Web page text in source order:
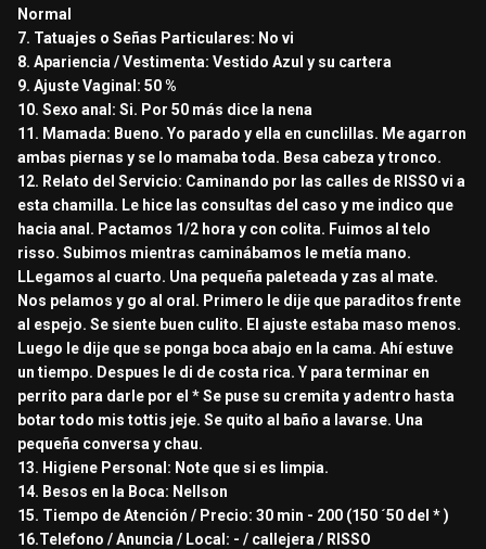
12. Relato del Servicio:
Bueno luego de estar asustado por el nuevo
confinamiento, decidí buscar un rato de relajo así que
con un pequeño grupo emprendimos viaje a risso (la
vieja y confiable).
Estuve mirando el material casi una hora y las chamas
cuando las quería alcanzar apuraban el paso xD, entre
una de esas chamas veo a una flaquita con vestido azul y
resaltaba su hilito, pregunté, se detuvo y me dijo todo
sus servicios, quedamos (150 media hora, en el cuarto
conversábamos el adicional) y fuimos al telo.
Pedí que nos bañarnos y acepto, luego a la cama y su
respectiva mamada (cumplidora pero con las medidas
de seguridad), luego se subió y misma licuadora me tuvo
unos 10 minutos aproximadamente.
Después cambiamos de pose y Vi su (*) le pregunté si
podía ir x allí y atraco, cambiamos de poncho, la volvió a
chupar y se la comió completita (aquí si apretaba),
pasaron unos dos minutos y salieron los sagastisssss.
Conversamos un toque más mientras se cambiaba, me
dió su número y bajamos a recepción.
Normal
7. Tatuajes o Señas Particulares: No vi
8. Apariencia / Vestimenta: Vestido Azul y su cartera
9. Ajuste Vaginal: 50 %
10. Sexo anal: Si. Por 50 más dice la nena
11. Mamada: Bueno. Yo parado y ella en cunclillas. Me agarron
ambas piernas y se lo mamaba toda. Besa cabeza y tronco.
12. Relato del Servicio: Caminando por las calles de RISSO vi a
esta chamilla. Le hice las consultas del caso y me indico que
hacia anal. Pactamos 1/2 hora y con colita. Fuimos al telo
risso. Subimos mientras caminábamos le metía mano.
LLegamos al cuarto. Una pequeña paleteada y zas al mate.
Nos pelamos y go al oral. Primero le dije que paraditos frente
al espejo. Se siente buen culito. El ajuste estaba maso menos.
Luego le dije que se ponga boca abajo en la cama. Ahí estuve
un tiempo. Despues le di de costa rica. Y para terminar en
perrito para darle por el * Se puse su cremita y adentro hasta
botar todo mis tottis jeje. Se quito al baño a lavarse. Una
pequeña conversa y chau.
13. Higiene Personal: Note que si es limpia.
14. Besos en la Boca: Nellson
15. Tiempo de Atención / Precio: 30 min - 200 (150 ´50 del * )
16.Telefono / Anuncia / Local: - / callejera / RISSO